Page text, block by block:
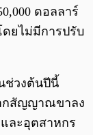
ดอลลาร์
ยไม่มีการปรับ
ช่วงต้นปีนี้
กสัญญาณขาลง
ละอุตสาหกร